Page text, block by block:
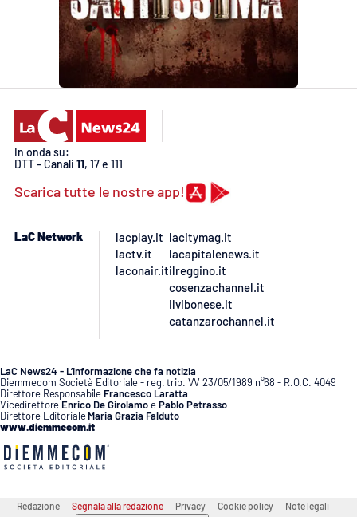
Ilreggino.it
Cosenzachannel.it
Ilvibonese.it
Catanzarochannel.it
APP
In onda su:
DTT - Canali 11, 17 e 111
Scarica tutte le nostre app!
LaC Network
lacplay.it
lactv.it
laconair.it
lacitymag.it
lacapitalenews.it
ilreggino.it
cosenzachannel.it
ilvibonese.it
catanzarochannel.it
LaC News24 - L’informazione che fa notizia
Diemmecom Società Editoriale - reg. trib. VV 23/05/1989 n°68 - R.O.C. 4049
Direttore Responsabile Francesco Laratta
Vicedirettore Enrico De GirolamoePablo Petrasso
Direttore Editoriale Maria Grazia Falduto
www.diemmecom.it
Redazione Segnala alla redazione Privacy Cookie policy Note legali